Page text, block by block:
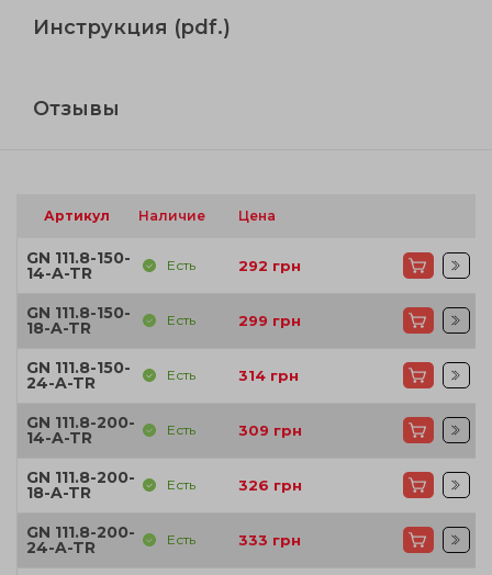
Инструкция (pdf.)
Отзывы
Артикул Наличие Цена
GN 111.8-150-
14-A-TR Есть 292 грн
GN 111.8-150-
18-A-TR Есть 299 грн
GN 111.8-150-
24-A-TR Есть 314 грн
GN 111.8-200-
14-A-TR Есть 309 грн
GN 111.8-200-
18-A-TR Есть 326 грн
GN 111.8-200-
24-A-TR Есть 333 грн